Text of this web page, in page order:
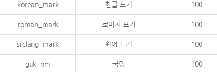
korean_mark 한글 표기 100
roman_mark 로마자 표기 100
srclang_mark 원어 표기 100
guk_nm 국명 100